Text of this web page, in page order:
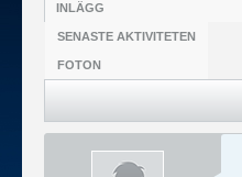
INLÄGG
SENASTE AKTIVITETEN
FOTON